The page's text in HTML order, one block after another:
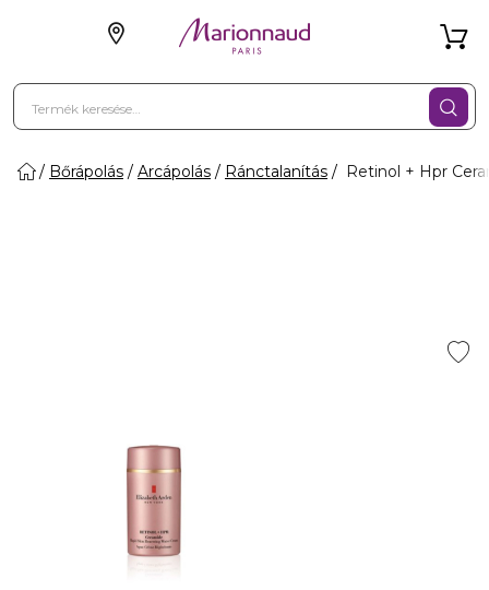
Bőrápolás Arcápolás Ránctalanítás Retinol + Hpr